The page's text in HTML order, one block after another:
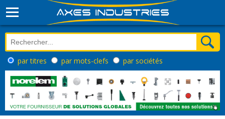
par titres par mots-clefs par sociétés